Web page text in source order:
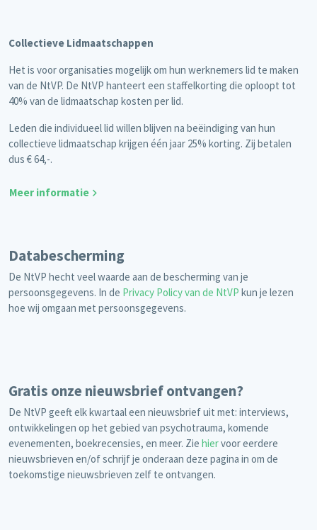
Collectieve Lidmaatschappen
Het is voor organisaties mogelijk om hun werknemers lid te maken
van de NtVP. De NtVP hanteert een staffelkorting die oploopt tot
40% van de lidmaatschap kosten per lid.
Leden die individueel lid willen blijven na beëindiging van hun
collectieve lidmaatschap krijgen één jaar 25% korting. Zij betalen
dus € 64,-.
Meer informatie
Databescherming
De NtVP hecht veel waarde aan de bescherming van je
persoonsgegevens. In de Privacy Policy van de NtVP kun je lezen
hoe wij omgaan met persoonsgegevens.
Gratis onze nieuwsbrief ontvangen?
De NtVP geeft elk kwartaal een nieuwsbrief uit met: interviews,
ontwikkelingen op het gebied van psychotrauma, komende
evenementen, boekrecensies, en meer. Zie hiervoor eerdere
nieuwsbrieven en/of schrijf je onderaan deze pagina in om de
toekomstige nieuwsbrieven zelf te ontvangen.